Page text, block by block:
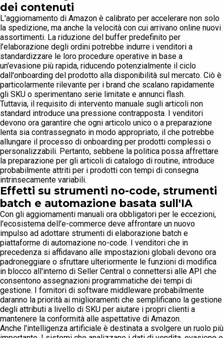
dei contenuti
L'aggiornamento di Amazon è calibrato per accelerare non solo
la spedizione, ma anche la velocità con cui arrivano online nuovi
assortimenti. La riduzione del buffer predefinito per
l'elaborazione degli ordini potrebbe indurre i venditori a
standardizzare le loro procedure operative in base a
un'evasione più rapida, riducendo potenzialmente il ciclo
dall'onboarding del prodotto alla disponibilità sul mercato. Ciò è
particolarmente rilevante per i brand che scalano rapidamente
gli SKU o sperimentano serie limitate e annunci flash.
Tuttavia, il requisito di intervento manuale sugli articoli non
standard introduce una pressione contrapposta. I venditori
devono ora garantire che ogni articolo unico o a preparazione
lenta sia contrassegnato in modo appropriato, il che potrebbe
allungare il processo di onboarding per prodotti complessi o
personalizzabili. Pertanto, sebbene la politica possa affrettare
la preparazione per gli articoli di catalogo di routine, introduce
probabilmente attriti per i prodotti con tempi di consegna
intrinsecamente variabili.
Effetti su strumenti no-code, strumenti
batch e automazione basata sull'IA
Con gli aggiornamenti manuali ora obbligatori per le eccezioni,
l'ecosistema dell'e-commerce deve affrontare un nuovo
impulso ad adottare strumenti di elaborazione batch e
piattaforme di automazione no-code. I venditori che in
precedenza si affidavano alle impostazioni globali devono ora
padroneggiare o sfruttare ulteriormente le funzioni di modifica
in blocco all'interno di Seller Central o connettersi alle API che
consentono assegnazioni programmatiche dei tempi di
gestione. I fornitori di software middleware probabilmente
daranno la priorità ai miglioramenti che semplificano la gestione
degli attributi a livello di SKU per aiutare i propri clienti a
mantenere la conformità alle aspettative di Amazon.
Anche l'intelligenza artificiale è destinata a svolgere un ruolo più